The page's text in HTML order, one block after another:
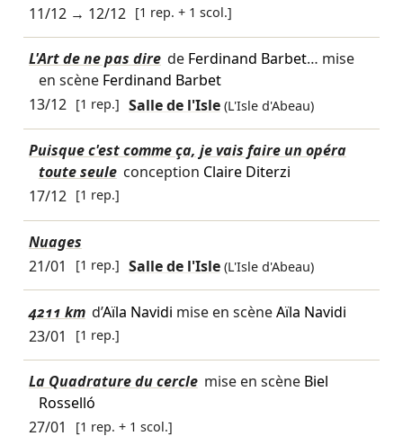
11/12→ 12/12 [1 rep. + 1 scol.]
L'Art de ne pas dire de Ferdinand Barbet… mise
en scène Ferdinand Barbet
13/12 [1 rep.] Salle de l'Isle (L'Isle d'Abeau)
Puisque c'est comme ça, je vais faire un opéra
toute seule conception Claire Diterzi
17/12 [1 rep.]
Nuages
21/01
[1 rep.] Salle de l'Isle (L'Isle d'Abeau)
4211 km d’Aïla Navidi mise en scèneAïla Navidi
23/01
[1 rep.]
La Quadrature du cercle mise en scène Biel
Rosselló
27/01
[1 rep. + 1 scol.]